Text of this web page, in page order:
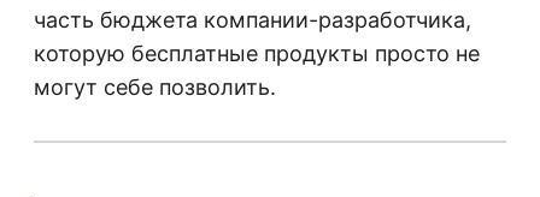
часть бюджета компании-разработчика,
которую бесплатные продукты просто не
могут себе позволить.